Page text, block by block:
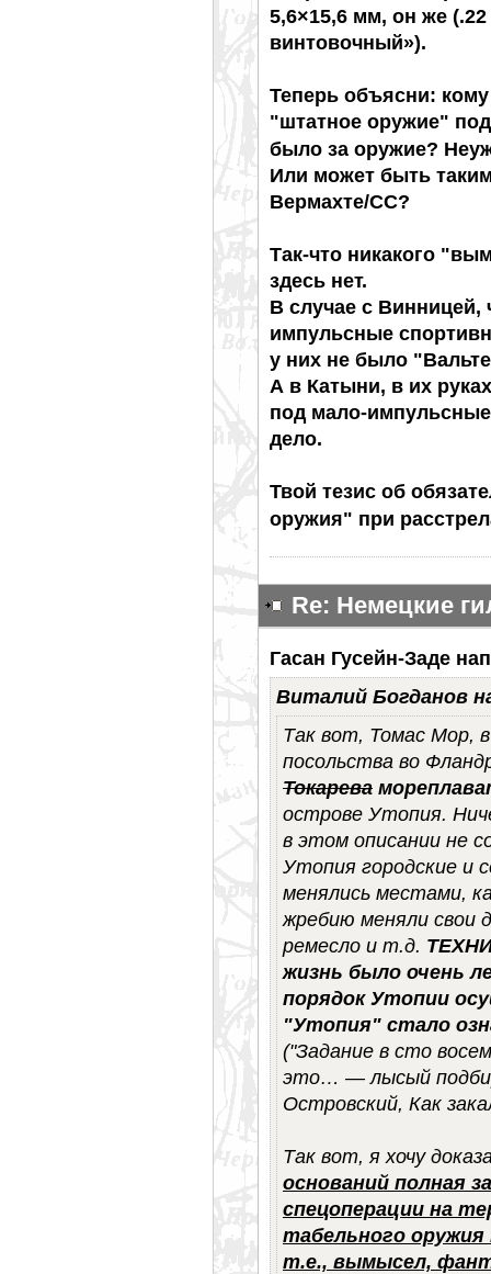
5,6×15,6 мм, он же
винтовочный»).
Теперь объясни:
"штатное оружие"
было за оружие?
Или может быть
Вермахте/СС?
Так-что никакого
здесь нет.
В случае с Винницей,
импульсные
у них не было
А в Катыни, в их
под мало-
дело.
Твой тезис об
оружия" при
Re: Немецкие
Гасан Гусейн-Заде
Виталий Богданов
Так вот, Томас Мор,
посольства во
Токарева
острове Утопия.
в этом описании не
Утопия городские и
менялись местами,
жребию меняли свои
ремесло и т.д.
жизнь было очень
порядок Утопии
"Утопия" стало
("Задание в сто
это… — лысый
Островский, Как
Так вот, я хочу
оснований полная
спецоперации на
табельного
т.е., вымысел,